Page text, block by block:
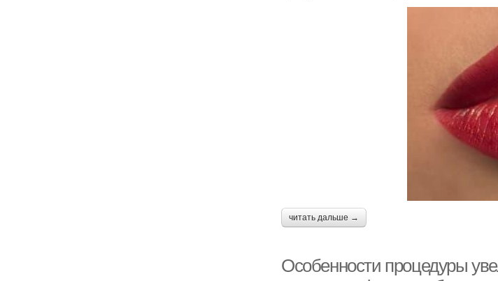
читать дальше →
Особенности процедуры